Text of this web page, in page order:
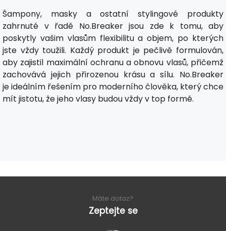
Šampony, masky a ostatní stylingové produkty
zahrnuté v řadě No.Breaker jsou zde k tomu, aby
poskytly vašim vlasům flexibilitu a objem, po kterých
jste vždy toužili. Každý produkt je pečlivě formulován,
aby zajistil maximální ochranu a obnovu vlasů, přičemž
zachovává jejich přirozenou krásu a sílu. No.Breaker
je ideálním řešením pro moderního člověka, který chce
mít jistotu, že jeho vlasy budou vždy v top formě.
Máte dotaz?
Zeptejte se